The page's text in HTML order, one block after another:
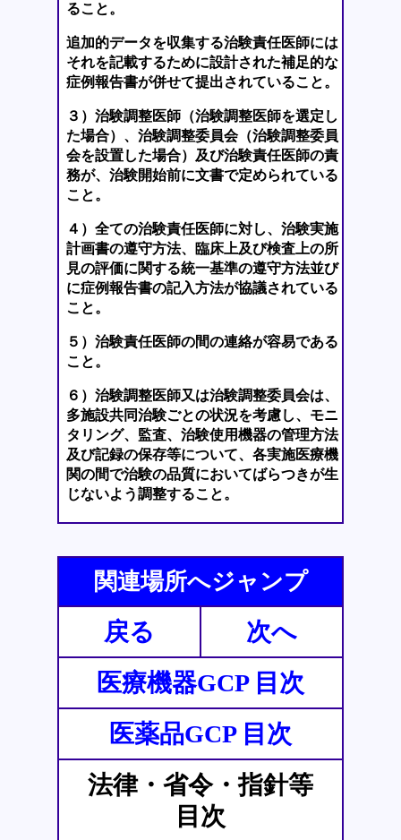
ること。
追加的データを収集する治験責任医師には
それを記載するために設計された補足的な
症例報告書が併せて提出されていること。
３）治験調整医師（治験調整医師を選定し
た場合）、治験調整委員会（治験調整委員
会を設置した場合）及び治験責任医師の責
務が、治験開始前に文書で定められている
こと。
４）全ての治験責任医師に対し、治験実施
計画書の遵守方法、臨床上及び検査上の所
見の評価に関する統一基準の遵守方法並び
に症例報告書の記入方法が協議されている
こと。
５）治験責任医師の間の連絡が容易である
こと。
６）治験調整医師又は治験調整委員会は、
多施設共同治験ごとの状況を考慮し、モニ
タリング、監査、治験使用機器の管理方法
及び記録の保存等について、各実施医療機
関の間で治験の品質においてばらつきが生
じないよう調整すること。
関連場所へジャンプ
戻る
次へ
医療機器GCP 目次
医薬品GCP 目次
法律・省令・指針等
目次